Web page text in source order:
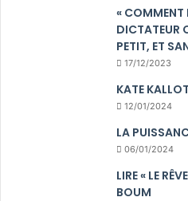
« COMMENT
DICTATEUR
PETIT, ET
17/12/2023
KATE
12/01/2024
LA
06/01/2024
LIRE « LE
BOUM